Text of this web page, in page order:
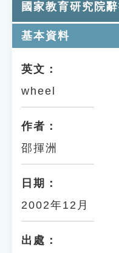
國家教育研究院
基本資料
英文：
wheel
作者：
邵揮洲
日期：
2002年12月
出處：